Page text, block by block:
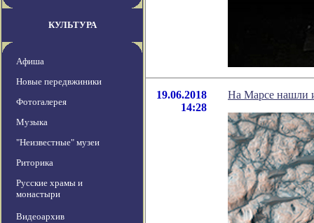
КУЛЬТУРА
Афиша
Новые передвжиники
Фотогалерея
Музыка
"Неизвестные" музеи
Риторика
Русские храмы и
монастыри
Видеоархив
19.06.2018
14:28
На Марсе нашли